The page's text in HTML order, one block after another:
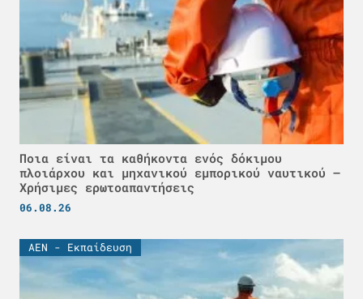
Ποια είναι τα καθήκοντα ενός δόκιμου
πλοιάρχου και μηχανικού εμπορικού ναυτικού –
Χρήσιμες ερωτοαπαντήσεις
06.08.26
ΑΕΝ - Εκπαίδευση